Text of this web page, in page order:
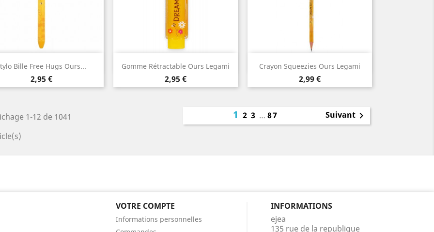
Bille Free Hugs Ours...
Prix
2,95 €
Aperçu rapide Gomme Rétractable Ours Legami
Prix
2,95 €
Aperçu rapide Crayon Squeezies Ours Legami
Prix
2,99 €
Aperçu rapide
1-12 de 1041
123 … 87 Suivant
VOTRE COMPTE
Informations personnelles
INFORMATIONS
ejea
135 rue de la republique